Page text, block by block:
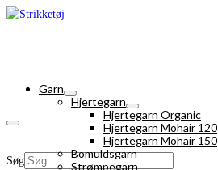
Søg
Garn
Hjertegarn
Hjertegarn Organic
Hjertegarn Mohair 120
Hjertegarn Mohair 150
Bomuldsgarn
Strømpegarn